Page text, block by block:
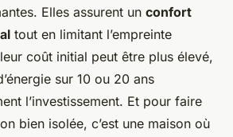
Elles assurent un confort
tout en limitant l’empreinte
coût initial peut être plus élevé,
sur 10 ou 20 ans
l’investissement. Et pour faire
bien isolée, c’est une maison où